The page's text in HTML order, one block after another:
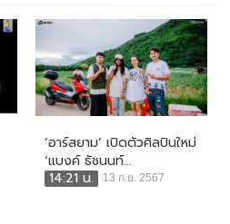
‘อาร์สยาม’ เปิดตัวศิลปินใหม่
‘แบงค์ ธัชนนท์...
14:21 น.
13 ก.ย. 2567